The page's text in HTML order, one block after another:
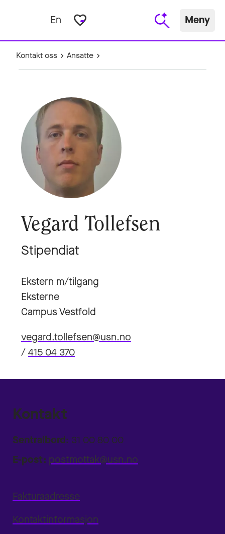
En favorite_border Meny
Kontakt oss Ansatte
Vegard Tollefsen
Stipendiat
Ekstern m/tilgang
Eksterne
Campus Vestfold
vegard.tollefsen@usn.no
/415 04 370
Kontakt
Sentralbord: 31 00 80 00
E-post: postmottak@usn.no
Fakturaadresse
Kontaktinformasjon